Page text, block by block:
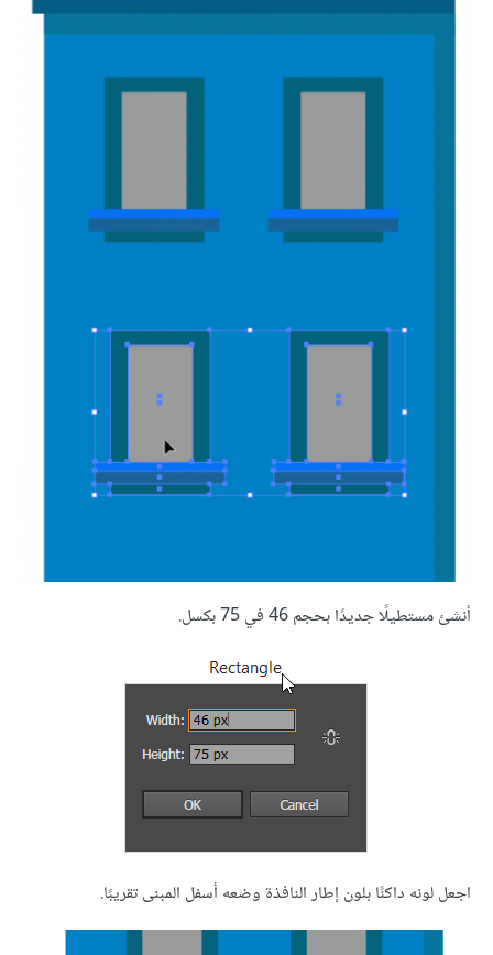
أنشئ مستطيلًا جديدًا بحجم 46 في 75 بكسل.
اجعل لونه داكنًا بلون إطار النافذة وضعه أسفل المبنى تقريبًا.